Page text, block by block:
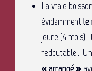
La vraie
évidemment le
jeune (4 mois)
redoutable… Un
« arrangé »